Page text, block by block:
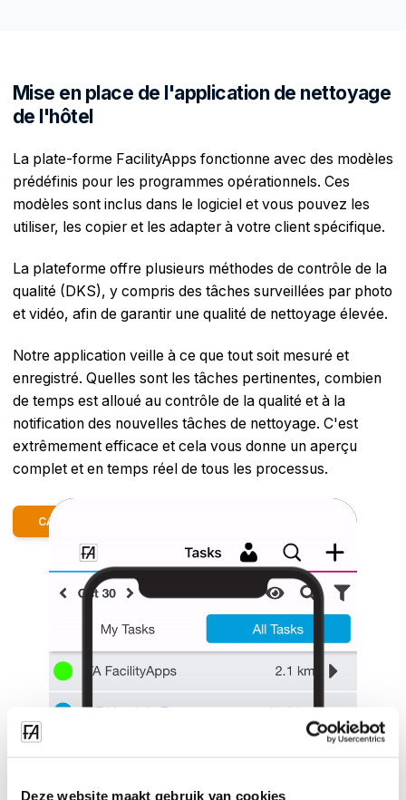
Deze website maakt gebruik van cookies
Mise en place de l'application de nettoyage
de l'hôtel
La plate-forme FacilityApps fonctionne avec des modèles
prédéfinis pour les programmes opérationnels. Ces
modèles sont inclus dans le logiciel et vous pouvez les
utiliser, les copier et les adapter à votre client spécifique.
La plateforme offre plusieurs méthodes de contrôle de la
qualité (DKS), y compris des tâches surveillées par photo
et vidéo, afin de garantir une qualité de nettoyage élevée.
Notre application veille à ce que tout soit mesuré et
enregistré. Quelles sont les tâches pertinentes, combien
de temps est alloué au contrôle de la qualité et à la
notification des nouvelles tâches de nettoyage. C'est
extrêmement efficace et cela vous donne un aperçu
complet et en temps réel de tous les processus.
CALCUL DU PRIX